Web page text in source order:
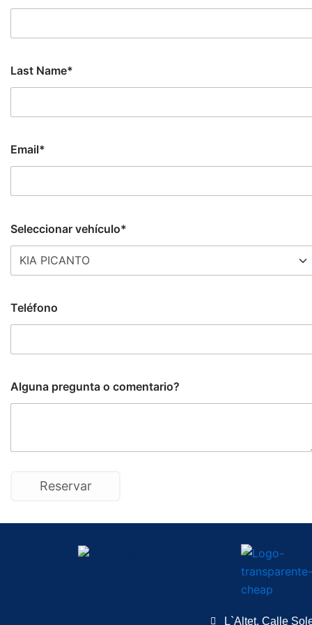
Last Name*
Email*
Seleccionar vehículo*
Teléfono
Alguna pregunta o comentario?
L`Altet, Calle